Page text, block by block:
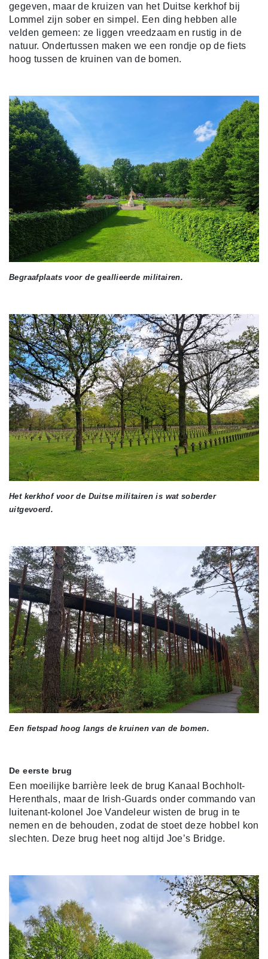
gegeven, maar de kruizen van het Duitse kerkhof bij
Lommel zijn sober en simpel. Een ding hebben alle
velden gemeen: ze liggen vreedzaam en rustig in de
natuur. Ondertussen maken we een rondje op de fiets
hoog tussen de kruinen van de bomen.
Begraafplaats voor de geallieerde militairen.
Het kerkhof voor de Duitse militairen is wat soberder
uitgevoerd.
Een fietspad hoog langs de kruinen van de bomen.
De eerste brug
Een moeilijke barrière leek de brug Kanaal Bochholt-
Herenthals, maar de Irish-Guards onder commando van
luitenant-kolonel Joe Vandeleur wisten de brug in te
nemen en de behouden, zodat de stoet deze hobbel kon
slechten. Deze brug heet nog altijd Joe’s Bridge.